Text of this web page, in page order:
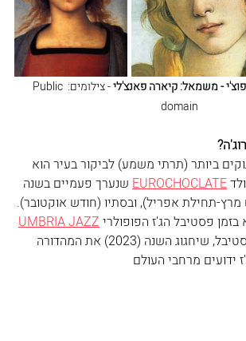
- משמאל: קיארה פאנצ'לי
- צילומים: Public
domain
ביותר (תרתי משמע) לביקור בעיר הוא
EUROCHOCLATE שנערך פעמיים בשנה
תחילת אפריל), ובסתיו (חודש אוקטובר).
בזמן פסטיבל הג'ז הפופולרי UMBRIA JAZZ
מידי חודש יולי. הפסטיבל, שיחגוג השנה (2023) את המהדורה